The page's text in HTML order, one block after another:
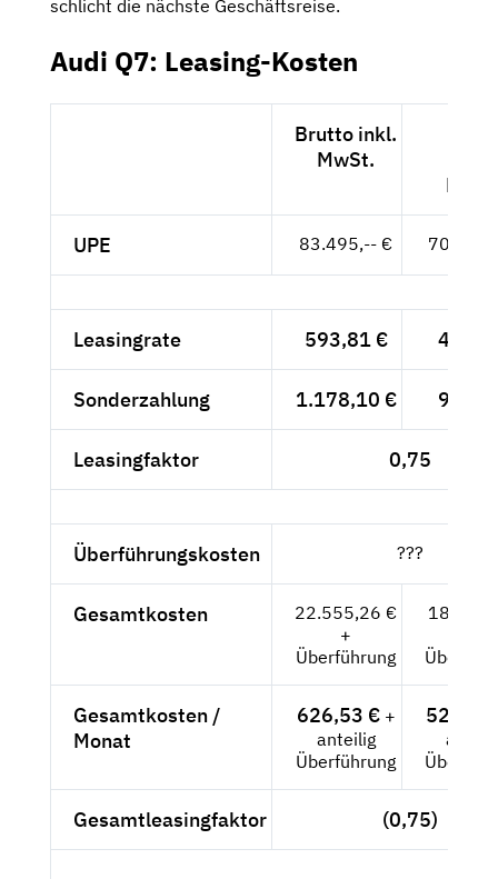
schlicht die nächste Geschäftsreise.
Audi Q7: Leasing-Kosten
Brutto inkl.
MwSt.
UPE 83.495,-- €
Leasingrate 593,81 €
Sonderzahlung 1.178,10 €
Leasingfaktor 0,75
Überführungskosten ???
Gesamtkosten
22.555,26 €
+
Überführung
Gesamtkosten /
Monat
626,53 €+
anteilig
Überführung
526,50
Gesamtleasingfaktor (0,75)